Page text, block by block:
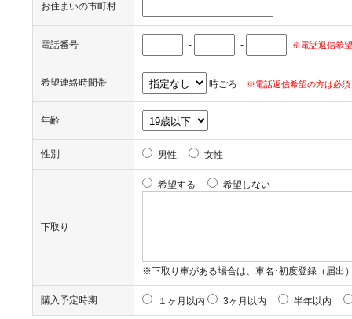
お住まいの市町村
電話番号 - - ※電話返信希
希望連絡時間帯 時ごろ ※電話返信希望の方は必須
年齢
性別 男性 女性
下取り
希望する 希望しない
※下取り車がある場合は、車名･初度登録（届出
購入予定時期 １ヶ月以内 3ヶ月以内 半年以内